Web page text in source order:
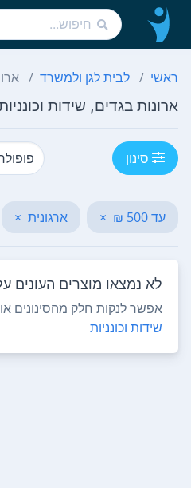
ראשי לבית לגן ולמשרד
ארונות בגדים, שידות
סינון
עד 500 ₪ × ארגונית ×
לא נמצאו מוצרים העונים
אפשר לנקות חלק מהסינונים
שידות וכונניות